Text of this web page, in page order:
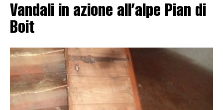
Vandali in azione all’alpe Pian di
Boit